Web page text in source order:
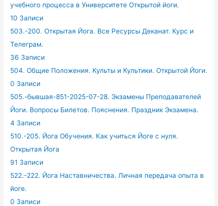
учебного процесса в Университете Открытой йоги.
10 Записи
503.-200. Открытая Йога. Все Ресурсы Деканат. Курс и
Телеграм.
36 Записи
504. Общие Положения. Культы и Культики. Открытой Йоги.
0 Записи
505.-бывшая-851-2025-07-28. Экзамены Преподавателей
Йоги. Вопросы Билетов. Пояснения. Праздник Экзамена.
4 Записи
510.-205. Йога Обучения. Как учиться Йоге с нуля.
Открытая Йога
91 Записи
522.-222. Йога Наставничества. Личная передача опыта в
йоге.
0 Записи